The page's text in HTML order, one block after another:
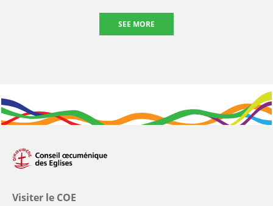
SEE MORE
Visiter le COE